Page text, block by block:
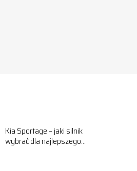
Kia Sportage – jaki silnik
wybrać dla najlepszego